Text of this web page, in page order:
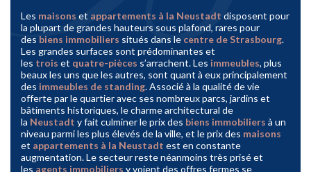
Les maisons et appartements à la Neustadt disposent pour
la plupart de grandes hauteurs sous plafond, rares pour
des biens immobiliers situés dans le centre de Strasbourg.
Les grandes surfaces sont prédominantes et
les trois et quatre-pièces s’arrachent. Les immeubles, plus
beaux les uns que les autres, sont quant à eux principalement
des immeubles de standing. Associé à la qualité de vie
offerte par le quartier avec ses nombreux parcs, jardins et
bâtiments historiques, le charme architectural de
la Neustadt y fait culminer le prix des biens immobiliers à un
niveau parmi les plus élevés de la ville, et le prix des maisons
et appartements à la Neustadt est en constante
augmentation. Le secteur reste néanmoins très prisé et
les agents immobiliers y voient des offres fermes se